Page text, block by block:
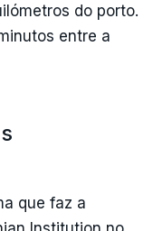
do porto.
entre a
que faz a